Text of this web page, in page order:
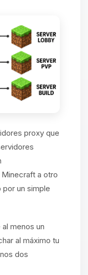
proxy que
a otro
un simple
menos un
al máximo tu
dos